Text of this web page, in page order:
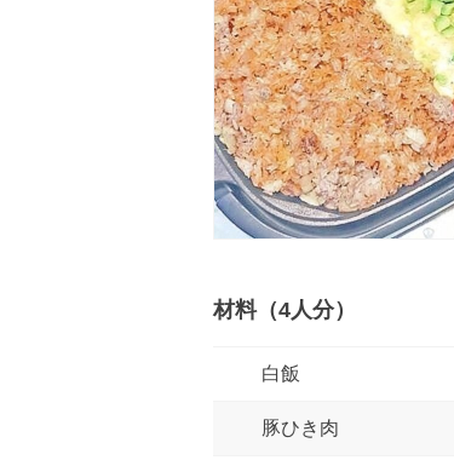
材料（4人分）
白飯
豚ひき肉